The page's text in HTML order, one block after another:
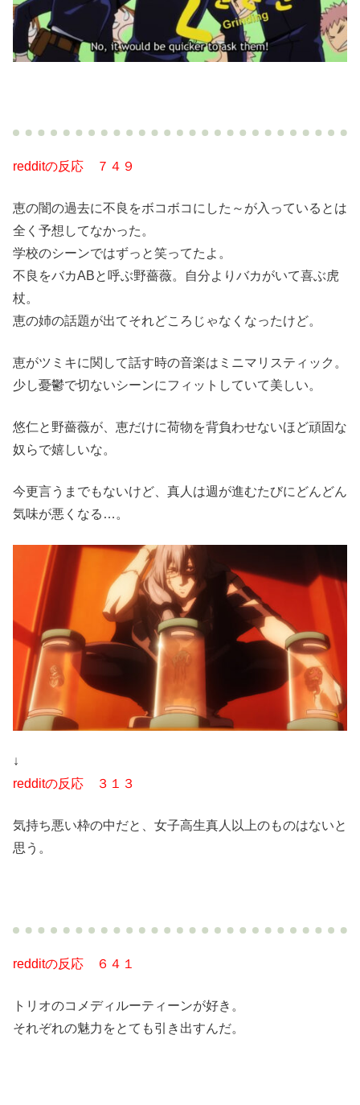
redditの反応 ７４９
恵の闇の過去に不良をボコボコにした～が入っているとは
全く予想してなかった。
学校のシーンではずっと笑ってたよ。
不良をバカABと呼ぶ野薔薇。自分よりバカがいて喜ぶ虎
杖。
恵の姉の話題が出てそれどころじゃなくなったけど。
恵がツミキに関して話す時の音楽はミニマリスティック。
少し憂鬱で切ないシーンにフィットしていて美しい。
悠仁と野薔薇が、恵だけに荷物を背負わせないほど頑固な
奴らで嬉しいな。
今更言うまでもないけど、真人は週が進むたびにどんどん
気味が悪くなる…。
↓
redditの反応 ３１３
気持ち悪い枠の中だと、女子高生真人以上のものはないと
思う。
redditの反応 ６４１
トリオのコメディルーティーンが好き。
それぞれの魅力をとても引き出すんだ。